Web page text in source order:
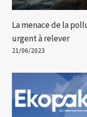
La menace de la
urgent à relever
21/06/2023